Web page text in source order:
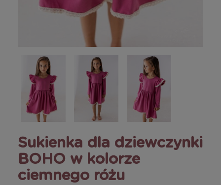
Sukienka dla dziewczynki
BOHO w kolorze
ciemnego różu